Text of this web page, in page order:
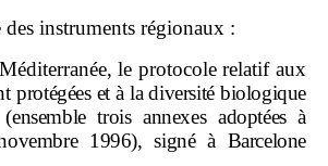
instruments régionaux :
le protocole relatif aux
protégées et à la diversité biologique
(ensemble trois annexes adoptées à
1996), signé à Barcelone